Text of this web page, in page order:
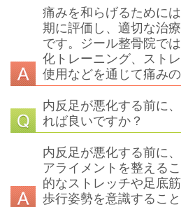
痛みを和らげるために
期に評価し、適切な治
です。ジール整骨院で
化トレーニング、スト
使用などを通じて痛み
内反足が悪化する前に
れば良いですか？
内反足が悪化する前に
アライメントを整える
的なストレッチや足底
歩行姿勢を意識すること